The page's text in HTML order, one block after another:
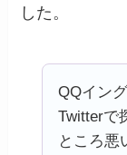
した。
QQイン
Twitterで
ところ悪